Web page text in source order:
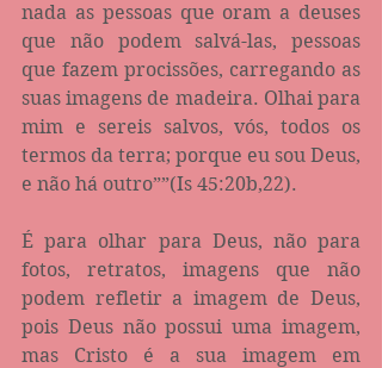
nada as pessoas que oram a deuses
que não podem salvá-las, pessoas
que fazem procissões, carregando as
suas imagens de madeira. Olhai para
mim e sereis salvos, vós, todos os
termos da terra; porque eu sou Deus,
e não há outro””(Is 45:20b‬,22).
É para olhar para Deus, não para
fotos, retratos, imagens que não
podem refletir a imagem de Deus,
pois Deus não possui uma imagem,
mas Cristo é a sua imagem em